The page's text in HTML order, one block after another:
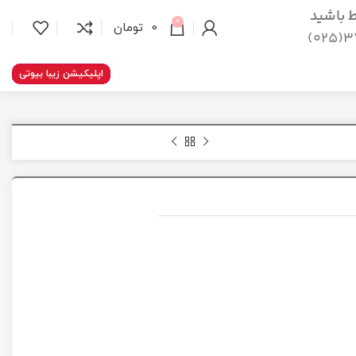
باشید
0
0 تومان
اپلیکیشن زیبا بیوتی